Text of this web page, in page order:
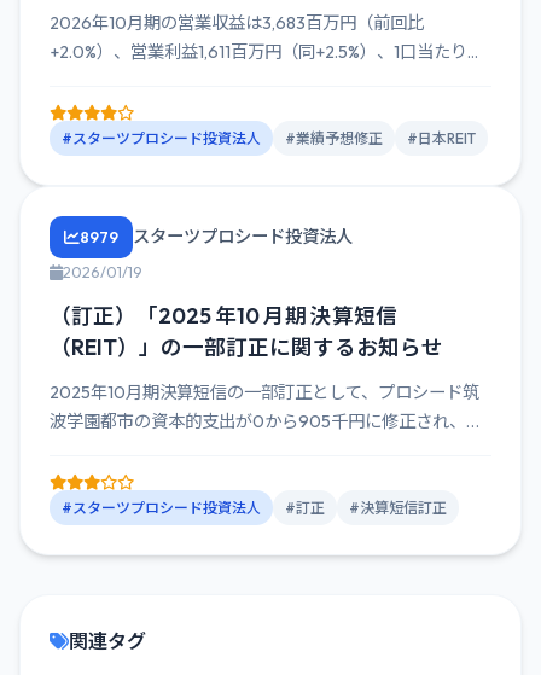
2026年10月期の営業収益は3,683百万円（前回比
+2.0%）、営業利益1,611百万円（同+2.5%）、1口当たり...
#スターツプロシード投資法人 #業績予想修正 #日本REIT
8979 スターツプロシード投資法人
2026/01/19
（訂正）「2025 年10 月期 決算短信
（REIT）」の一部訂正に関するお知らせ
2025年10月期決算短信の一部訂正として、プロシード筑
波学園都市の資本的支出が0から905千円に修正され、
#スターツプロシード投資法人 #訂正 #決算短信訂正
関連タグ